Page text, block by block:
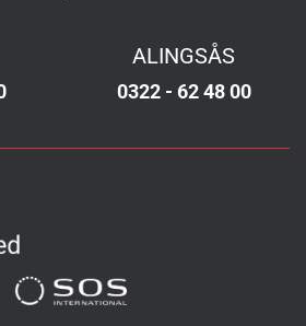
ALINGSÅS
0322 - 62 48 00